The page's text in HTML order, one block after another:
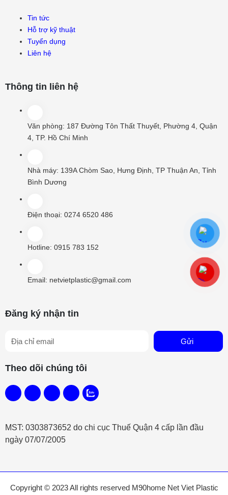
Tin tức
Hỗ trợ kỹ thuật
Tuyển dụng
Liên hệ
Thông tin liên hệ
Văn phòng: 187 Đường Tôn Thất Thuyết, Phường 4, Quận
4, TP. Hồ Chí Minh
Nhà máy: 139A Chòm Sao, Hưng Định, TP Thuận An, Tỉnh
Bình Dương
Điện thoại: 0274 6520 486
Hotline: 0915 783 152
Email: netvietplastic@gmail.com
Đăng ký nhận tin
Gửi
Theo dõi chúng tôi
MST: 0303873652 do chi cục Thuế Quận 4 cấp lần đầu
ngày 07/07/2005
Copyright © 2023 All rights reserved M90home Net Viet Plastic